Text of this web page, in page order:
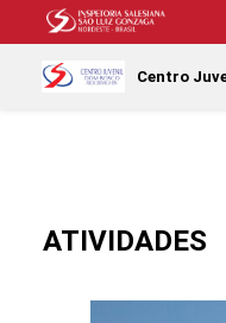
Centro
ATIVIDADES